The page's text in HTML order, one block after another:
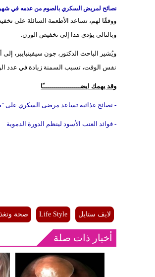
نصائح لمريض السكري بالصوم من عدمه في
ووفقًا لهم، تساعد الأطعمة السائلة على
وبالتالي يؤدي هذا إلى تخفيض الوزن.
ويُشير الباحث الدكتور، جون سيفينبايبر،
نفس الوقت، تسبب السمنة زيادة في عدد
وقد يهمك ايضـــــــــــــــــــًا
- نصائح غذائية تساعد مرضى السكري على
- فوائد العنب الأسود لينظم الدورة الدموية
لايف ستايل Life Style صحة
أخبار ذات صلة